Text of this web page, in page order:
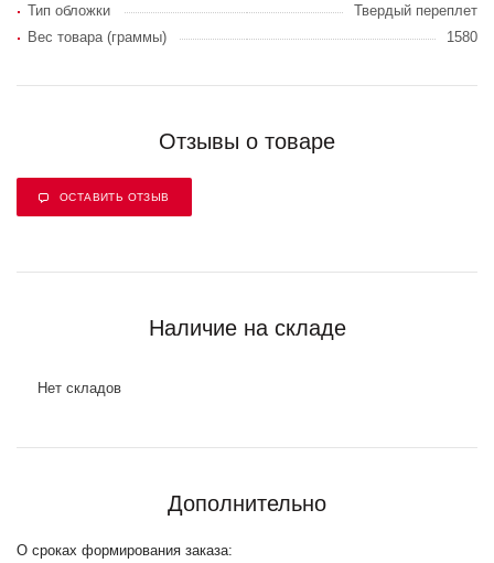
Тип обложки
Твердый переплет
Вес товара (граммы)
1580
Отзывы о товаре
ОСТАВИТЬ ОТЗЫВ
Наличие на складе
Нет складов
Дополнительно
О сроках формирования заказа: